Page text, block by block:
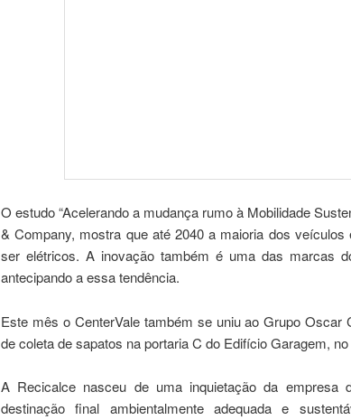
O estudo “Acelerando a mudança rumo à Mobilidade
& Company, mostra que até 2040 a maioria dos
ser elétricos. A inovação também é uma das marcas
antecipando a essa tendência.
Este mês o CenterVale também se uniu ao Grupo Oscar
de coleta de sapatos na portaria C do Edifício Garagem,
A Recicalce nasceu de uma inquietação da empresa
destinação final ambientalmente adequada e